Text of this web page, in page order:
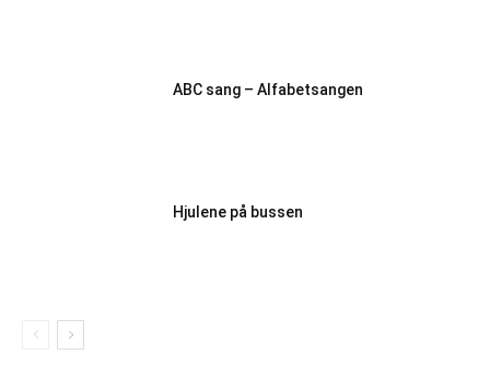
ABC sang – Alfabetsangen
Hjulene på bussen